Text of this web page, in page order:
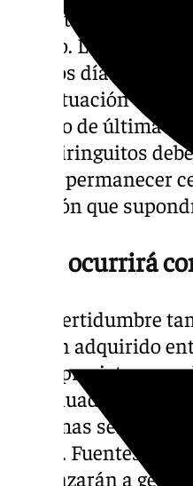
el objetivo de
verano. La
últimos días del
una situación que
cambio de última
los chiringuitos
julio y permanecer
decisión que
¿Qué ocurrirá
La incertidumbre
habían adquirido
fecha prevista
continuado
próximas
crecer. Fuentes
comenzarán a